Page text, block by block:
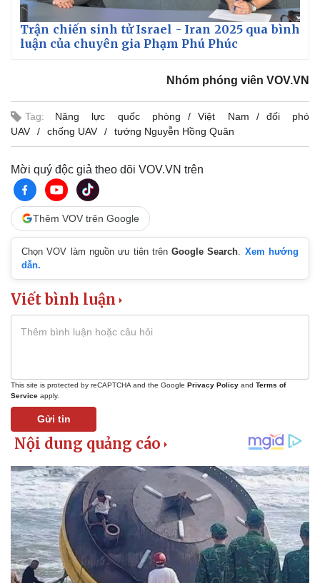
Thế giới
Quan sát
Cuộc sống đó đây
Hồ sơ
E-Magazine
Trận chiến sinh tử Israel - Iran 2025 qua bình
luận của chuyên gia Phạm Phú Phúc
Nhóm phóng viên VOV.VN
Tag: Năng lực quốc phòng Việt Nam
đối phó
UAV
chống UAV tướng Nguyễn Hồng Quân
Mời quý độc giả theo dõi VOV.VN trên
Thêm VOV trên Google
Chọn VOV làm nguồn ưu tiên trênGoogle Search
Xem hướng
dẫn.
Viết bình luận
This site is protected by reCAPTCHA and the Google Privacy Policy and Terms of
Service apply.
Gửi tin